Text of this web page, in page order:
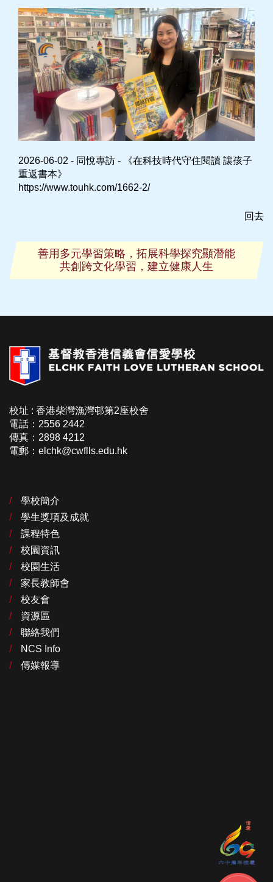
2026-06-02 - 同悅專訪 - 《在科技時代守住閱讀 讓孩子
重返書本》
https://www.touhk.com/1662-2/
回去
善用多元學習策略，拓展科學探究顯潛能
共創跨文化學習，建立健康人生
校址 : 香港柴灣漁灣邨第2座校舍
電話：2556 2442
傳真：2898 4212
電郵：elchk@cwflls.edu.hk
學校簡介
學生獎項及成就
課程特色
校園資訊
校園生活
家長教師會
校友會
資源區
聯絡我們
NCS Info
傳媒報導